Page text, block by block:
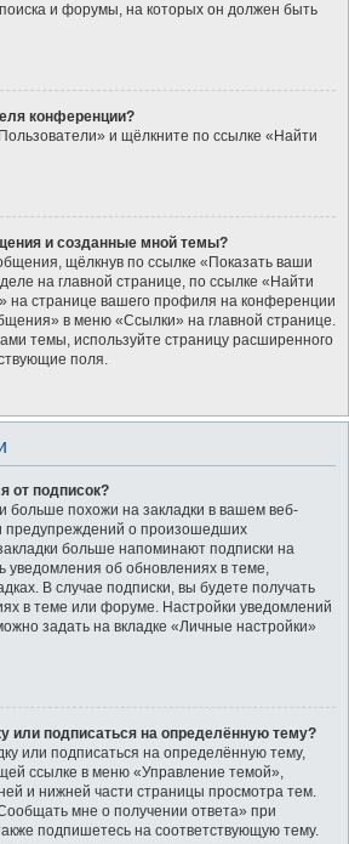
и форумы, на которых он должен быть
конференции?
и щёлкните по ссылке «Найти
и созданные мной темы?
щёлкнув по ссылке «Показать ваши
на главной странице, по ссылке «Найти
на странице вашего профиля на конференции
в меню «Ссылки» на главной странице.
темы, используйте страницу расширенного
поля.
от подписок?
больше похожи на закладки в вашем веб-
предупреждений о произошедших
больше напоминают подписки на
об обновлениях в теме,
В случае подписки, вы будете получать
в теме или форуме. Настройки уведомлений
задать на вкладке «Личные настройки»
или подписаться на определённую тему?
или подписаться на определённую тему,
ссылке в меню «Управление темой»,
и нижней части страницы просмотра тем.
мне о получении ответа» при
подпишетесь на соответствующую тему.